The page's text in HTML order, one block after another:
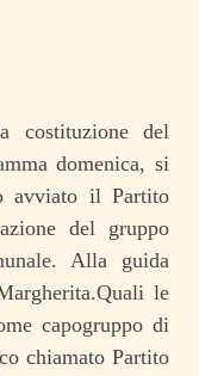
costituzione del
domenica, si
avviato il Partito
del gruppo
Alla guida
le
capogruppo di
chiamato Partito